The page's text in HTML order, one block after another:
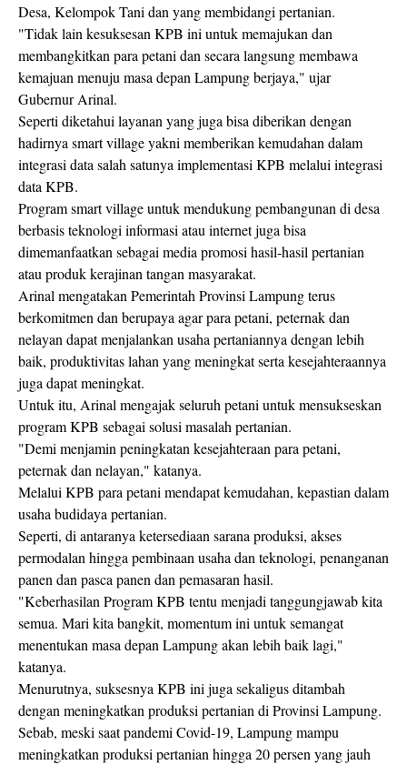
Desa, Kelompok Tani dan yang membidangi pertanian.
"Tidak lain kesuksesan KPB ini untuk memajukan dan
membangkitkan para petani dan secara langsung membawa
kemajuan menuju masa depan Lampung berjaya," ujar
Gubernur Arinal.
Seperti diketahui layanan yang juga bisa diberikan dengan
hadirnya smart village yakni memberikan kemudahan dalam
integrasi data salah satunya implementasi KPB melalui integrasi
data KPB.
Program smart village untuk mendukung pembangunan di desa
berbasis teknologi informasi atau internet juga bisa
dimemanfaatkan sebagai media promosi hasil-hasil pertanian
atau produk kerajinan tangan masyarakat.
Arinal mengatakan Pemerintah Provinsi Lampung terus
berkomitmen dan berupaya agar para petani, peternak dan
nelayan dapat menjalankan usaha pertaniannya dengan lebih
baik, produktivitas lahan yang meningkat serta kesejahteraannya
juga dapat meningkat.
Untuk itu, Arinal mengajak seluruh petani untuk mensukseskan
program KPB sebagai solusi masalah pertanian.
"Demi menjamin peningkatan kesejahteraan para petani,
peternak dan nelayan," katanya.
Melalui KPB para petani mendapat kemudahan, kepastian dalam
usaha budidaya pertanian.
Seperti, di antaranya ketersediaan sarana produksi, akses
permodalan hingga pembinaan usaha dan teknologi, penanganan
panen dan pasca panen dan pemasaran hasil.
"Keberhasilan Program KPB tentu menjadi tanggungjawab kita
semua. Mari kita bangkit, momentum ini untuk semangat
menentukan masa depan Lampung akan lebih baik lagi,"
katanya.
Menurutnya, suksesnya KPB ini juga sekaligus ditambah
dengan meningkatkan produksi pertanian di Provinsi Lampung.
Sebab, meski saat pandemi Covid-19, Lampung mampu
meningkatkan produksi pertanian hingga 20 persen yang jauh